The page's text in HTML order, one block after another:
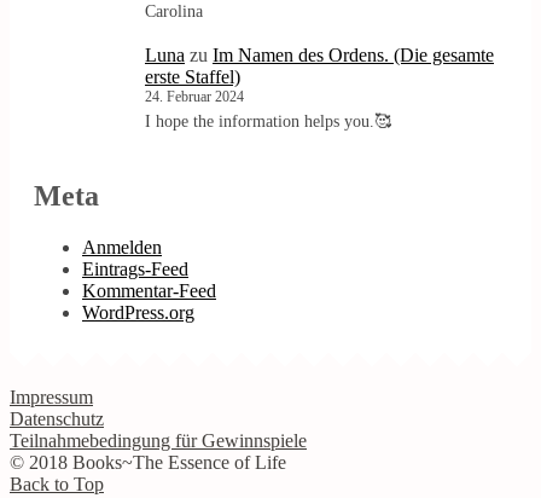
Carolina
Luna zu Im Namen des Ordens. (Die gesamte
erste Staffel)
24. Februar 2024
I hope the information helps you.🥰
Meta
Anmelden
Eintrags-Feed
Kommentar-Feed
WordPress.org
Impressum
Datenschutz
Teilnahmebedingung für Gewinnspiele
© 2018 Books~The Essence of Life
Back to Top